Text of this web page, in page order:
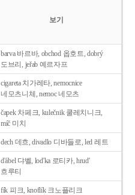
보기
barva 바르바, obchod 옵호트, dobrý
도브리, jeřab 예르자프
cigareta 치가레타, nemocnice
네모츠니체, nemoc 네모츠
čapek 차페크, kulečnik 쿨레치니크,
míč 미치
dech 데흐, divadlo 디바들로, led 레트
d'ábel 댜벨, lod'ka 로티카, hrud'
흐루티
fík 피크, knoflík 크노플리크